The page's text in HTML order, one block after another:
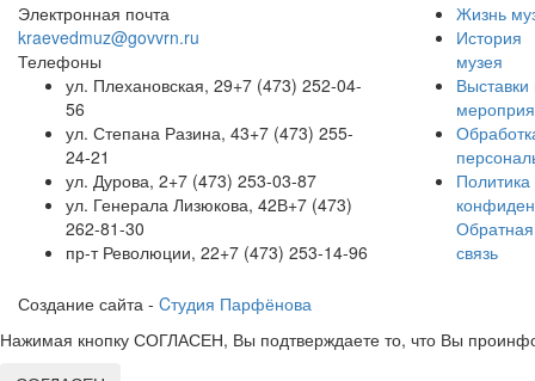
Электронная почта
kraevedmuz@govvrn.ru
Телефоны
ул. Плехановская, 29+7 (473) 252-04-
56
ул. Степана Разина, 43+7 (473) 255-
24-21
ул. Дурова, 2+7 (473) 253-03-87
ул. Генерала Лизюкова, 42В+7 (473)
262-81-30
пр-т Революции, 22+7 (473) 253-14-96
Жизнь
История
музея
Выставки
Политика
Обратная
связь
Создание сайта - Cтудия Парфёнова
Нажимая кнопку СОГЛАСЕН, Вы подтверждаете то, что Вы